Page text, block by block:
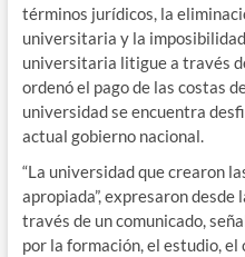
términos jurídicos, la
universitaria y la
universitaria litigue a través
ordenó el pago de las costas
universidad se encuentra
actual gobierno nacional.
“La universidad que crearon
apropiada”, expresaron desde
través de un comunicado,
por la formación, el estudio,